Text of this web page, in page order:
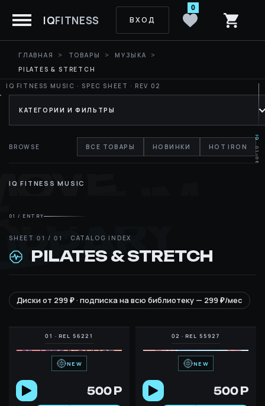
IQFITNESS ВХОД
0
ГЛАВНАЯ ТОВАРЫ
МУЗЫКА
PILATES & STRETCH
КАТЕГОРИИ И ФИЛЬТРЫ
BROWSE ВСЕ ТОВАРЫ НОВИНКИ HOT IRON
IQ FITNESS MUSIC
01 / ENTRY
PILATES & STRETCH
Диски от 299 ₽ · подписка на всю библиотеку — 299 ₽/мес
NEW
500 Р
NEW
500 Р
IQ
01—06